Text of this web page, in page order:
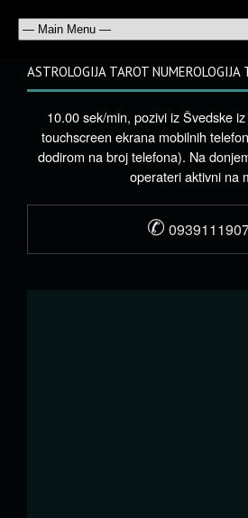
ASTROLOGIJA TAROT NUMEROLOGIJA
10.00 sek/min, pozivi iz Švedske
touchscreen ekrana mobilnih
dodirom na broj telefona). Na
operateri aktivni na
✆